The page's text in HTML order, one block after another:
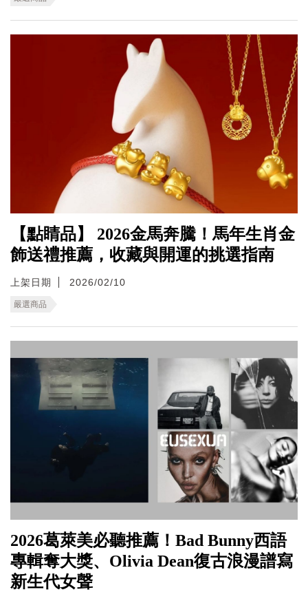
【點睛品】 2026金馬奔騰！馬年生肖金
飾送禮推薦，收藏與開運的挑選指南
上架日期 2026/02/10
嚴選商品
2026葛萊美必聽推薦！Bad Bunny西語
專輯奪大獎、Olivia Dean復古浪漫譜寫
新生代女聲